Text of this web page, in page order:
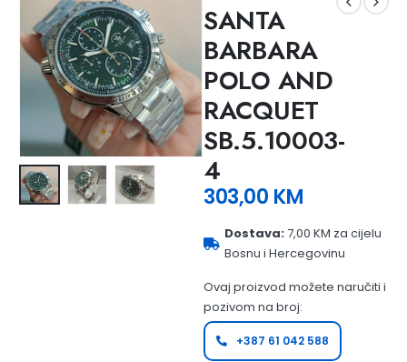
SANTA
BARBARA
POLO AND
RACQUET
SB.5.10003-
4
303,00 KM
Dostava:7,00 KM za cijelu
Bosnu i Hercegovinu
Ovaj proizvod možete naručiti i
pozivom na broj:
+387 61 042 588